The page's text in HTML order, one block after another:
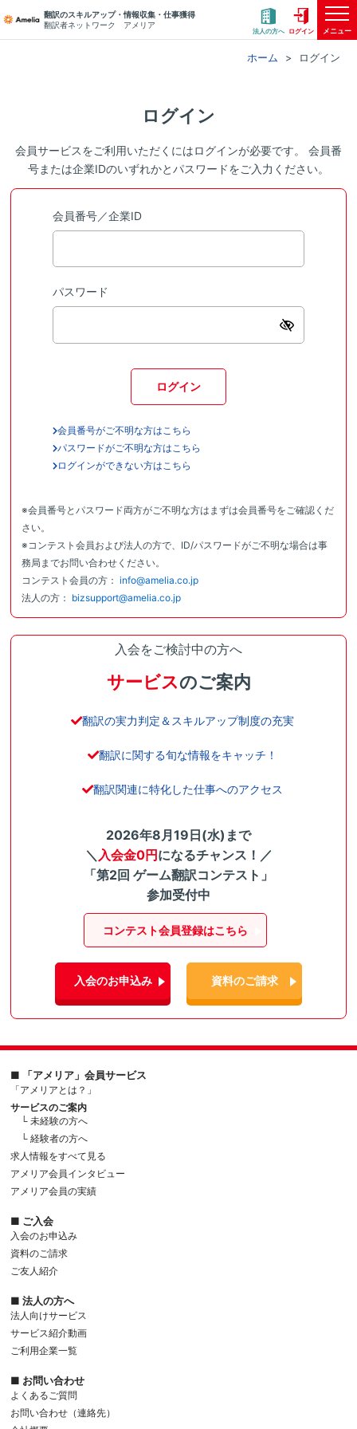
翻訳のスキルアップ・情報収集・仕事獲得
翻訳者ネットワーク アメリア
法人の方へ ログイン メニュー
ホーム ログイン
ログイン
会員サービスをご利用いただくにはログインが必要です。 会員番
号または企業IDのいずれかとパスワードをご入力ください。
会員番号／企業ID
パスワード
ログイン
会員番号がご不明な方はこちら
パスワードがご不明な方はこちら
ログインができない方はこちら
※会員番号とパスワード両方がご不明な方はまずは会員番号をご確認くだ
さい。
※コンテスト会員および法人の方で、ID/パスワードがご不明な場合は事
務局までお問い合わせください。
コンテスト会員の方： info@amelia.co.jp
法人の方： bizsupport@amelia.co.jp
入会をご検討中の方へ
サービスのご案内
翻訳の実力判定＆スキルアップ制度の充実
翻訳に関する旬な情報をキャッチ！
翻訳関連に特化した仕事へのアクセス
2026年8月19日(水)まで
＼ 入会金0円になるチャンス！／
「第2回 ゲーム翻訳コンテスト」
参加受付中
コンテスト会員登録はこちら
入会のお申込み 資料のご請求
■ 「アメリア」会員サービス
「アメリアとは？」
サービスのご案内
└ 未経験の方へ
└ 経験者の方へ
求人情報をすべて見る
アメリア会員インタビュー
アメリア会員の実績
■ ご入会
入会のお申込み
資料のご請求
ご友人紹介
■ 法人の方へ
法人向けサービス
サービス紹介動画
ご利用企業一覧
■ お問い合わせ
よくあるご質問
お問い合わせ（連絡先）